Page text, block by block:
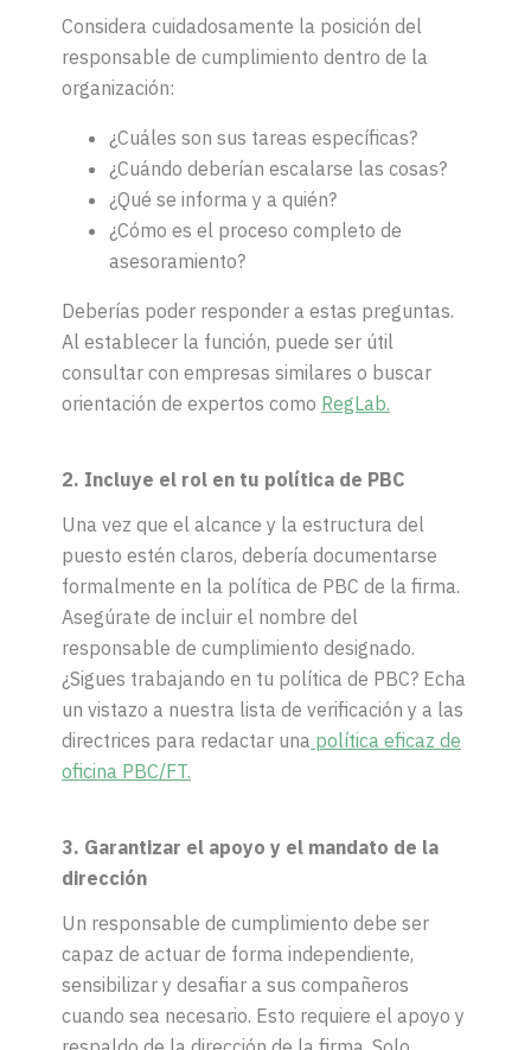
Considera cuidadosamente la posición del
responsable de cumplimiento dentro de la
organización:
¿Cuáles son sus tareas específicas?
¿Cuándo deberían escalarse las cosas?
¿Qué se informa y a quién?
¿Cómo es el proceso completo de
asesoramiento?
Deberías poder responder a estas preguntas.
Al establecer la función, puede ser útil
consultar con empresas similares o buscar
orientación de expertos como RegLab.
2. Incluye el rol en tu política de PBC
Una vez que el alcance y la estructura del
puesto estén claros, debería documentarse
formalmente en la política de PBC de la firma.
Asegúrate de incluir el nombre del
responsable de cumplimiento designado.
¿Sigues trabajando en tu política de PBC? Echa
un vistazo a nuestra lista de verificación y a las
directrices para redactar una política eficaz de
oficina PBC/FT.
3. Garantizar el apoyo y el mandato de la
dirección
Un responsable de cumplimiento debe ser
capaz de actuar de forma independiente,
sensibilizar y desafiar a sus compañeros
cuando sea necesario. Esto requiere el apoyo y